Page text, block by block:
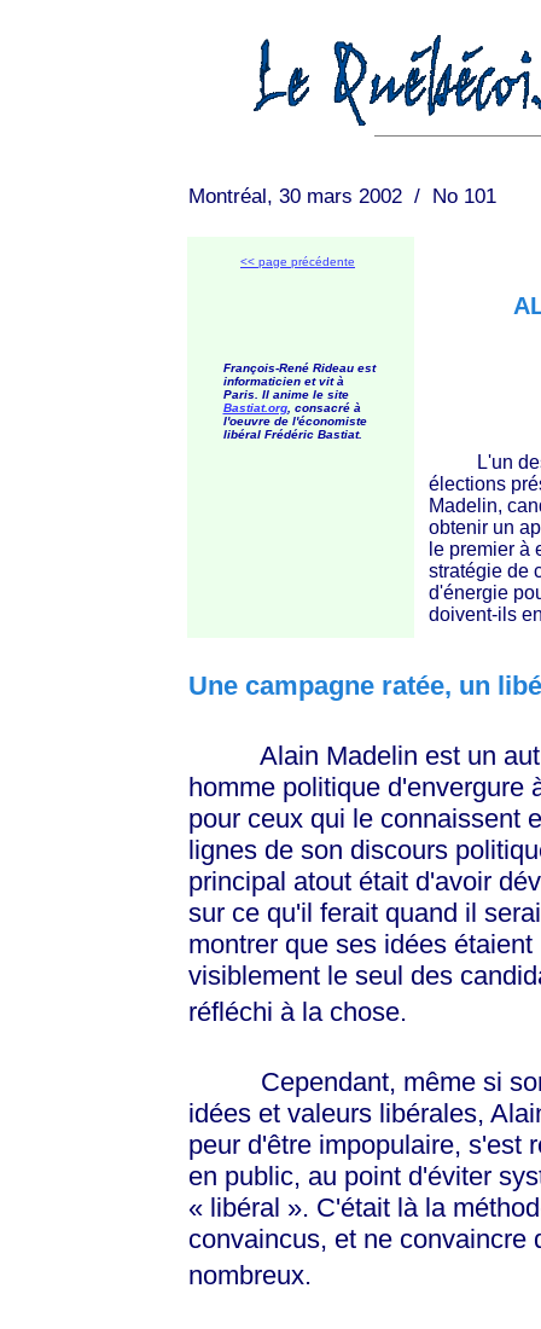
Montréal, 30 mars 2002 / No 101
<< page précédente
François-René Rideau est
informaticien et vit à
Paris. Il anime le site
Bastiat.org, consacré à
l'oeuvre de l'économiste
libéral Frédéric Bastiat.
L'un des
élections
Madelin,
obtenir un
le premier à
stratégie de
d'énergie
doivent-ils
Une campagne ratée, un
Alain Madelin est un
homme politique d'envergure
pour ceux qui le connaissent
lignes de son discours
principal atout était d'avoir
sur ce qu'il ferait quand il
montrer que ses idées
visiblement le seul des
réfléchi à la chose.
Cependant, même si son
idées et valeurs libérales,
peur d'être impopulaire, s'est
en public, au point d'éviter
« libéral ». C'était là la
convaincus, et ne convaincre
nombreux.